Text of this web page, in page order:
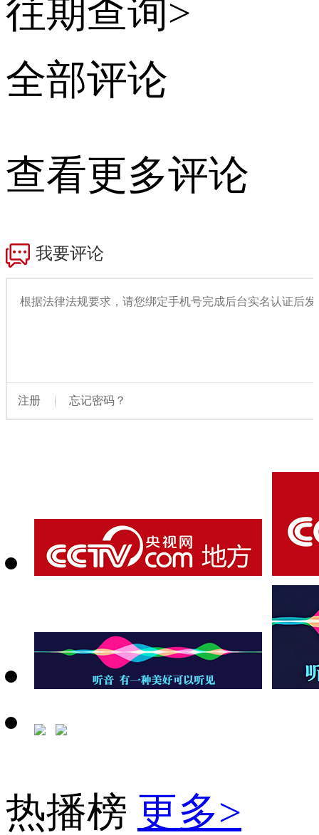
往期查询>
全部评论
查看更多评论
热播榜 更多>